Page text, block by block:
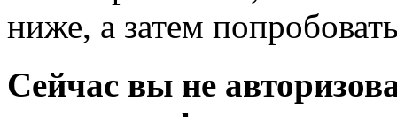
ниже, а затем
Сейчас вы не